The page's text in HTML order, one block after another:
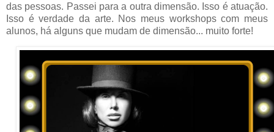
das pessoas. Passei para a outra dimensão. Isso é atuação.
Isso é verdade da arte. Nos meus workshops com meus
alunos, há alguns que mudam de dimensão... muito forte!